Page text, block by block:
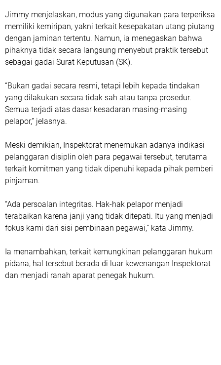
Jimmy menjelaskan, modus yang digunakan para terperiksa
memiliki kemiripan, yakni terkait kesepakatan utang piutang
dengan jaminan tertentu. Namun, ia menegaskan bahwa
pihaknya tidak secara langsung menyebut praktik tersebut
sebagai gadai Surat Keputusan (SK).
“Bukan gadai secara resmi, tetapi lebih kepada tindakan
yang dilakukan secara tidak sah atau tanpa prosedur.
Semua terjadi atas dasar kesadaran masing-masing
pelapor,” jelasnya.
Meski demikian, Inspektorat menemukan adanya indikasi
pelanggaran disiplin oleh para pegawai tersebut, terutama
terkait komitmen yang tidak dipenuhi kepada pihak pemberi
pinjaman.
“Ada persoalan integritas. Hak-hak pelapor menjadi
terabaikan karena janji yang tidak ditepati. Itu yang menjadi
fokus kami dari sisi pembinaan pegawai,” kata Jimmy.
Ia menambahkan, terkait kemungkinan pelanggaran hukum
pidana, hal tersebut berada di luar kewenangan Inspektorat
dan menjadi ranah aparat penegak hukum.